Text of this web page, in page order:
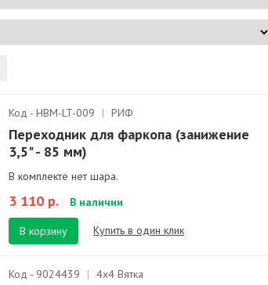
Код - HBM-LT-009 | РИФ
Переходник для фаркопа (занижение
3,5" - 85 мм)
В комплекте нет шара.
3 110 р. В наличии
В корзину Купить в один клик
Код - 9024439 | 4х4 Вятка